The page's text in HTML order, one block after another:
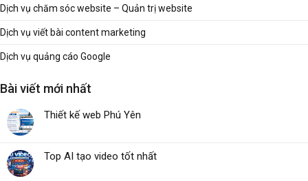
Dịch vụ chăm sóc website – Quản trị website
Dịch vụ viết bài content marketing
Dịch vụ quảng cáo Google
Bài viết mới nhất
Thiết kế web Phú Yên
Top AI tạo video tốt nhất